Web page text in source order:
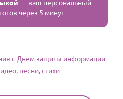
— ваш персональный
через 5 минут
с Днем защиты информации —
песни, стихи